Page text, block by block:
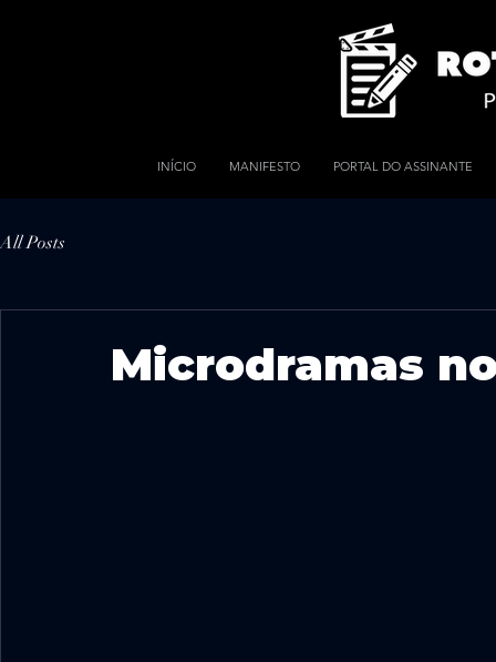
INÍCIO MANIFESTO PORTAL DO ASSINANTE
All Posts
Microdramas